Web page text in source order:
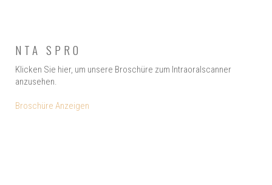
NTA SPRO
Klicken Sie hier, um unsere Broschüre zum Intraoralscanner
anzusehen.
Broschüre Anzeigen